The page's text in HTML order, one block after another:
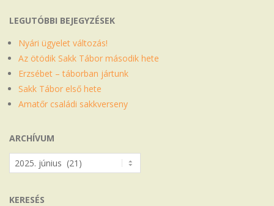
LEGUTÓBBI BEJEGYZÉSEK
Nyári ügyelet változás!
Az ötödik Sakk Tábor második hete
Erzsébet – táborban jártunk
Sakk Tábor első hete
Amatőr családi sakkverseny
ARCHÍVUM
Archívum
KERESÉS